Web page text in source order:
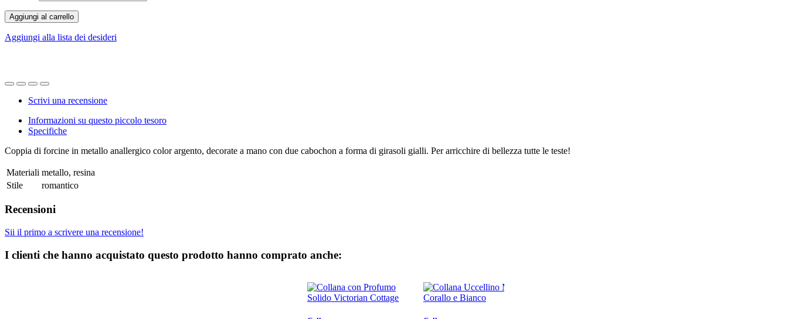
Aggiungi al carrello
Aggiungi alla lista dei desideri
Scrivi una recensione
Informazioni su questo piccolo tesoro
Specifiche
Coppia di forcine in metallo anallergico color argento, decorate a mano con due cabochon a forma di girasoli gialli. Per arricchire di bellezza tutte le teste!
Materiali metallo, resina
Stile
romantico
Recensioni
Sii il primo a scrivere una recensione!
I clienti che hanno acquistato questo prodotto hanno comprato anche: